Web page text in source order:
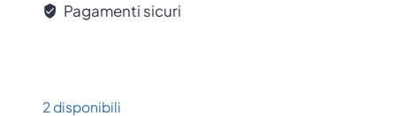
Pagamenti sicuri
2 disponibili